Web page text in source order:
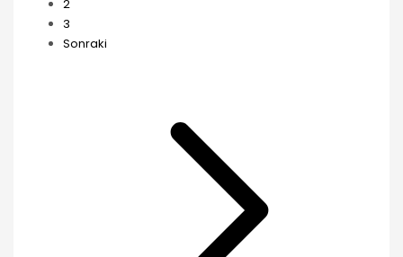
2
3
Sonraki